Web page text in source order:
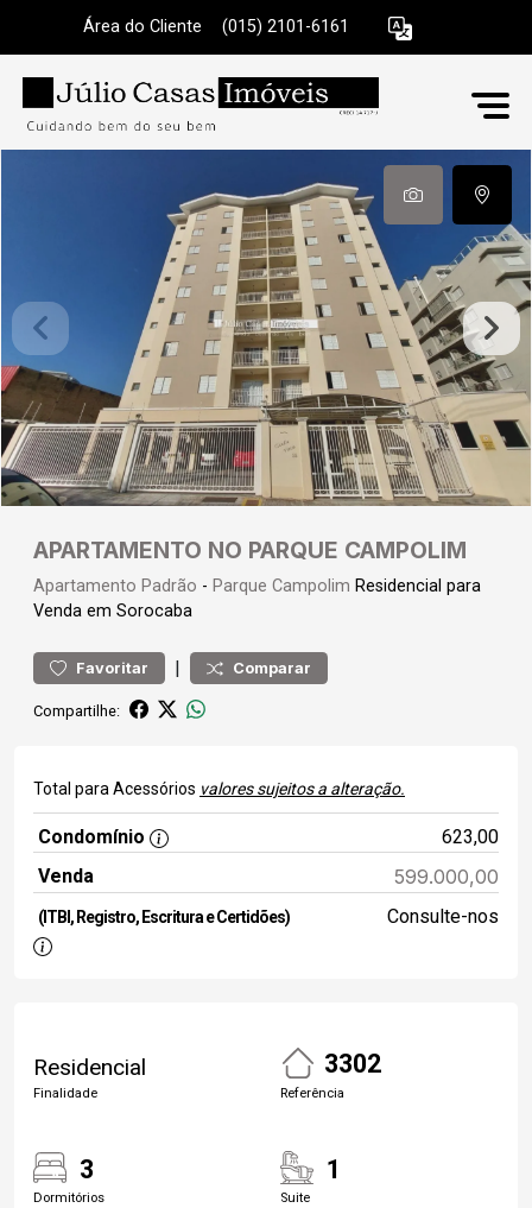
Área do Cliente (015) 2101-6161
APARTAMENTO NO PARQUE CAMPOLIM
Apartamento Padrão - Parque Campolim Residencial para
Venda em Sorocaba
Favoritar | Comparar
Compartilhe:
Total para Acessórios valores sujeitos a alteração.
Condomínio
623,00
Venda
599.000,00
(ITBI, Registro, Escritura e Certidões) Consulte-nos
Residencial
Finalidade
3302
Referência
3
Dormitórios
1
Suite